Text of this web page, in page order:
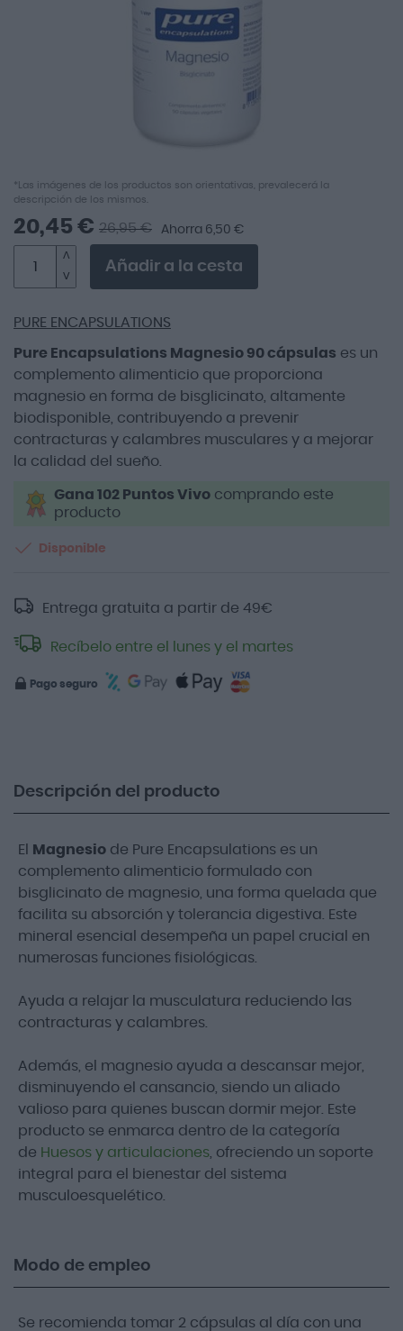
Saltar
al
comienzo
galería
de
*Las imágenes de los productos son orientativas, prevalecerá la
descripción de los mismos.
PURE ENCAPSULATIONS
Pure Encapsulations Magnesio 90 cápsulas es un
complemento alimenticio que proporciona
magnesio en forma de bisglicinato, altamente
biodisponible, contribuyendo a prevenir
contracturas y calambres musculares y a mejorar
la calidad del sueño.
Gana 102 Puntos Vivo comprando este
producto
20,45 € 26,95 € Ahorra 6,50 €
Añadir a la cesta
Disponible
Entrega gratuita a partir de 49€
Recíbelo entre el lunes y el martes
Pago seguro
Descripción del producto
El Magnesio de Pure Encapsulations es un
complemento alimenticio formulado con
bisglicinato de magnesio, una forma quelada que
facilita su absorción y tolerancia digestiva. Este
mineral esencial desempeña un papel crucial en
numerosas funciones fisiológicas.
Ayuda a relajar la musculatura reduciendo las
contracturas y calambres.
Además, el magnesio ayuda a descansar mejor,
disminuyendo el cansancio, siendo un aliado
valioso para quienes buscan dormir mejor. Este
producto se enmarca dentro de la categoría
de Huesos y articulaciones , ofreciendo un soporte
integral para el bienestar del sistema
musculoesquelético.
Modo de empleo
Se recomienda tomar 2 cápsulas al día con una